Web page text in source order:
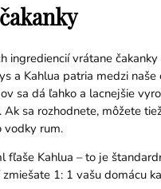
ingrediencií vrátane
a Kahlua patria medzi naše
sa dá ľahko a lacnejšie
sa rozhodnete, môžete
vodky rum.
Kahlua – to je
1: 1 vašu domácu